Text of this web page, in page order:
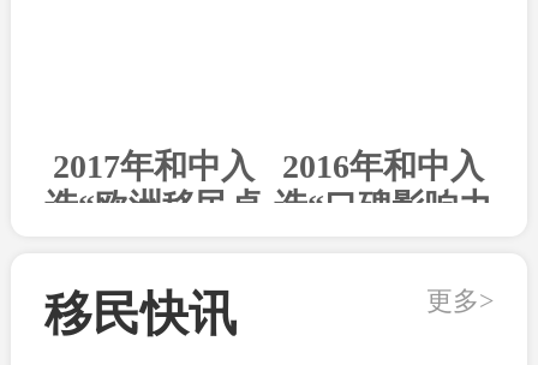
2017年和中入
选“欧洲移民卓
2016年和中入
选“口碑影响力
移民快讯 更多>